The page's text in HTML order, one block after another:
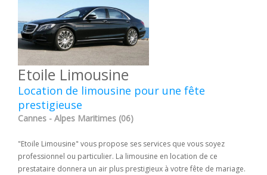
Etoile Limousine
Location de limousine pour une fête
prestigieuse
Cannes - Alpes Maritimes (06)
"Etoile Limousine" vous propose ses services que vous soyez
professionnel ou particulier. La limousine en location de ce
prestataire donnera un air plus prestigieux à votre fête de mariage.